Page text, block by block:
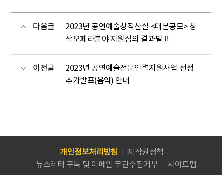
다음글
2023년 공연예술창작산실 <대본공모> 창
작오페라분야 지원심의 결과발표
이전글
2023년 공연예술전문인력지원사업 선정
추가발표(음악) 안내
개인정보처리방침
저작권정책
뉴스레터 구독 및 이메일 무단수집거부
사이트맵